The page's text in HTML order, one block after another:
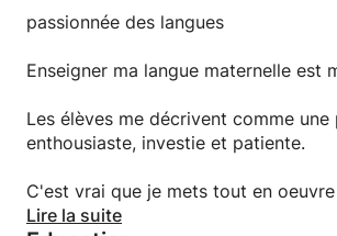
passionnée des langues
Enseigner ma langue maternelle est
Les élèves me décrivent comme une
enthousiaste, investie et patiente.
C'est vrai que je mets tout en
progresser mes élèves dans une
Lire la suite